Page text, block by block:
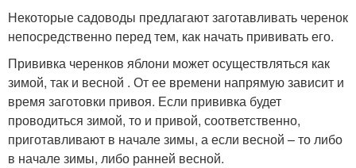
Некоторые садоводы предлагают заготавливать черенок
непосредственно перед тем, как начать прививать его.
Прививка черенков яблони может осуществляться как
зимой, так и весной . От ее времени напрямую зависит и
время заготовки привоя. Если прививка будет
проводиться зимой, то и привой, соответственно,
приготавливают в начале зимы, а если весной – то либо
в начале зимы, либо ранней весной.